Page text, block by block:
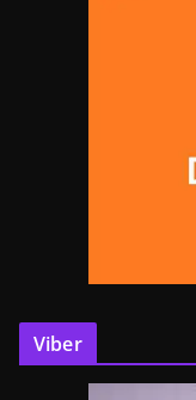
Viber